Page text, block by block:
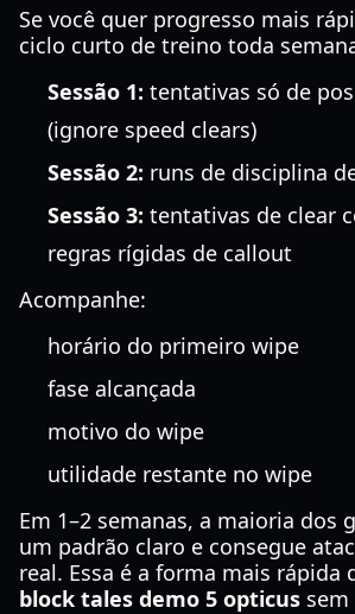
Se você quer progresso mais
ciclo curto de treino toda
Sessão 1: tentativas só de
(ignore speed clears)
Sessão 2: runs de disciplina
Sessão 3: tentativas de clear
regras rígidas de callout
Acompanhe:
horário do primeiro wipe
fase alcançada
motivo do wipe
utilidade restante no wipe
Em 1–2 semanas, a maioria dos
um padrão claro e consegue
real. Essa é a forma mais rápida
block tales demo 5 opticus sem